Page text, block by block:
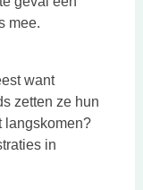
mee.
want
zetten ze hun
langskomen?
in